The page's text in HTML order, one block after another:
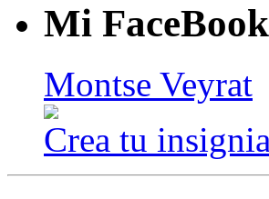
Mi FaceBook
Montse Veyrat
Crea tu insignia